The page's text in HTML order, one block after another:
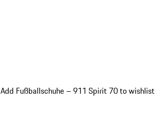
Add Fußballschuhe – 911 Spirit 70 to wishlist